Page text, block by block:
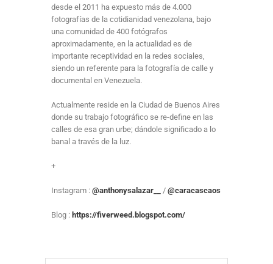
desde el 2011 ha expuesto más de 4.000
fotografías de la cotidianidad venezolana, bajo
una comunidad de 400 fotógrafos
aproximadamente, en la actualidad es de
importante receptividad en la redes sociales,
siendo un referente para la fotografía de calle y
documental en Venezuela.
Actualmente reside en la Ciudad de Buenos Aires
donde su trabajo fotográfico se re-define en las
calles de esa gran urbe; dándole significado a lo
banal a través de la luz.
+
Instagram : @anthonysalazar__ / @caracascaos
Blog : https://fiverweed.blogspot.com/